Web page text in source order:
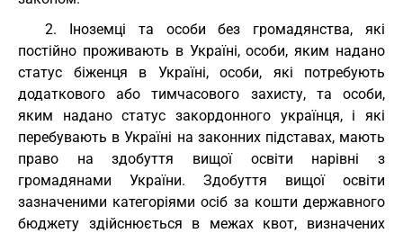
2. Іноземці та особи без громадянства, які
постійно проживають в Україні, особи, яким надано
статус біженця в Україні, особи, які потребують
додаткового або тимчасового захисту, та особи,
яким надано статус закордонного українця, і які
перебувають в Україні на законних підставах, мають
право на здобуття вищої освіти нарівні з
громадянами України. Здобуття вищої освіти
зазначеними категоріями осіб за кошти державного
бюджету здійснюється в межах квот, визначених